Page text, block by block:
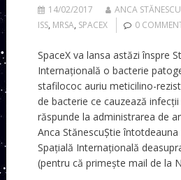
14/02/2017 ANCA STĂNESCU
ISS, MRSA, SPACEX 0
SpaceX va lansa astăzi înspre
Internațională o bacterie
stafilococ auriu meticilino-
de bacterie ce cauzează
răspunde la administrarea de
Anca StănescuȘtie
Spațială Internațională
(pentru că primește mail de la